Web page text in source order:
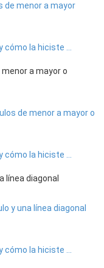
de menor a mayor
cómo la hiciste ...
a mayor o
de menor a mayor o
cómo la hiciste ...
línea diagonal
y una línea diagonal
cómo la hiciste ...